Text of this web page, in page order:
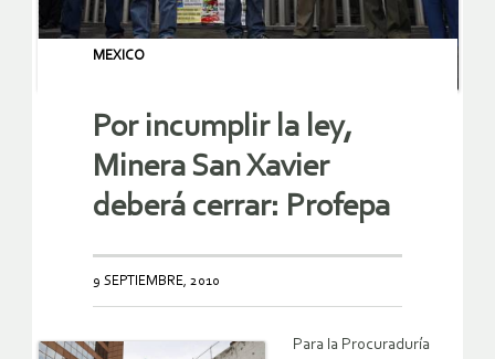
MEXICO
Por incumplir la ley,
Minera San Xavier
deberá cerrar: Profepa
9 SEPTIEMBRE, 2010
Para la Procuraduría